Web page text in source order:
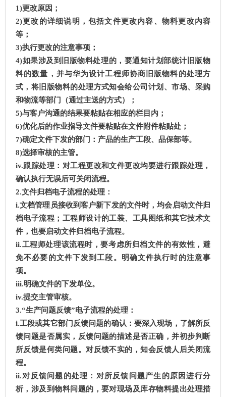
1)更改原因；
2)更改的详细说明，包括文件更改内容、物料更改内容
等；
3)执行更改的注意事项；
4)如果涉及到旧版物料处理的，要通知计划部统计旧版物
料的数量，并与华为设计工程师协商旧版物料的处理方
式，将旧版物料的处理方式知会给公司计划、市场、采购
和物流等部门（通过主送的方式）；
5)与客户沟通的结果要粘贴在相应的栏目内；
6)优化后的作业指导文件要粘贴在文件附件粘贴处；
7)确定文件下发的部门：产品的生产工段、品保部等。
8)选择审核的主管。
iv.跟踪处理：对工程更改和文件更改均要进行跟踪处理，
确认执行无误后可关闭流程。
2.文件归档电子流程的处理：
i.文档管理员接收到客户新下发的文件时，均会启动文件归
档电子流程；工程师设计的工装、工具图纸和其它技术文
件，也要启动文件归档电子流程。
ii.工程师处理该流程时，要考虑所归档文件的有效性，避
免不必要的文件下发到工段。明确文件执行时的注意事
项。
iii.明确文件的下发单位。
iv.提交主管审核。
3.“生产问题反馈”电子流程的处理：
i.工段或其它部门反馈问题的确认：要深入现场，了解所反
馈问题是否属实，反馈问题的描述是否正确，并初步判断
所反馈是何类问题。对反馈不实的，知会反馈人后关闭流
程。
ii.对反馈问题的处理：对所反馈问题产生的原因进行分
析，涉及到物料问题的，要对现场及库存物料提出处理措